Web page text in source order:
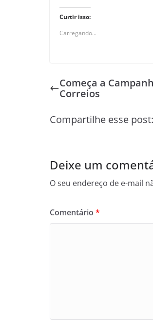
Curtir isso:
Carregando...
Começa a
Correios
Compartilhe esse post:
Deixe um
O seu endereço de e-mail
Comentário *